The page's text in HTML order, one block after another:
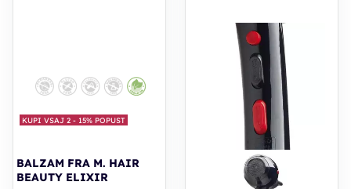
KUPI VSAJ 2 - 15% POPUST
BALZAM FRA M. HAIR
BEAUTY ELIXIR